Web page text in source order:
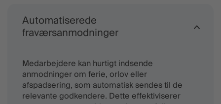
Automatiserede
fraværsanmodninger
Medarbejdere kan hurtigt indsende
anmodninger om ferie, orlov eller
afspadsering, som automatisk sendes til de
relevante godkendere. Dette effektiviserer